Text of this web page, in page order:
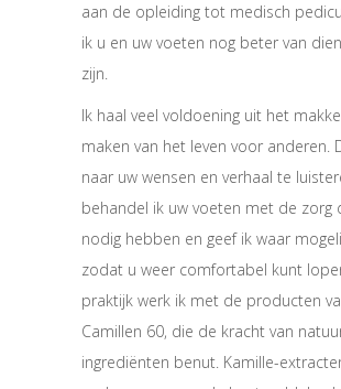
aan de opleiding tot medisch
ik u en uw voeten nog beter van
zijn.
Ik haal veel voldoening uit het
maken van het leven voor anderen.
naar uw wensen en verhaal te
behandel ik uw voeten met de zorg
nodig hebben en geef ik waar
zodat u weer comfortabel kunt
praktijk werk ik met de producten
Camillen 60, die de kracht van
ingrediënten benut. Kamille-